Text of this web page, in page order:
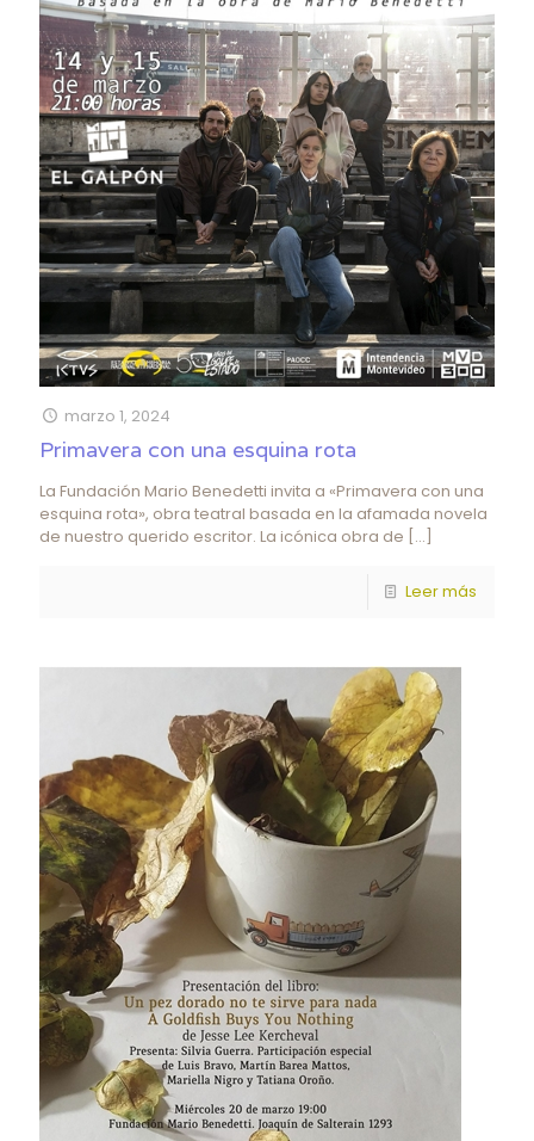
marzo 1, 2024
Primavera con una esquina rota
La Fundación Mario Benedetti invita a «Primavera con una
esquina rota», obra teatral basada en la afamada novela
de nuestro querido escritor. La icónica obra de […]
Leer más